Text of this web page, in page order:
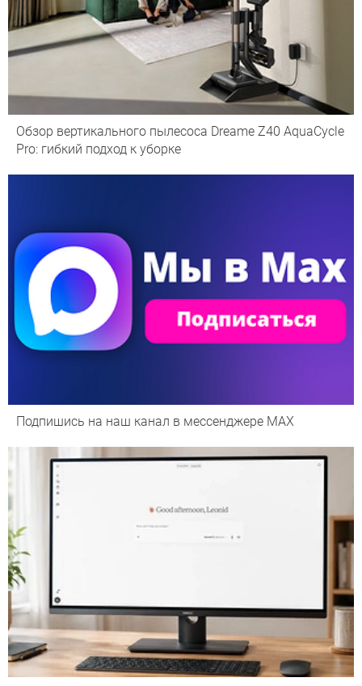
Обзор вертикального пылесоса Dreame Z40 AquaCycle
Pro: гибкий подход к уборке
Подпишись на наш канал в мессенджере МАХ